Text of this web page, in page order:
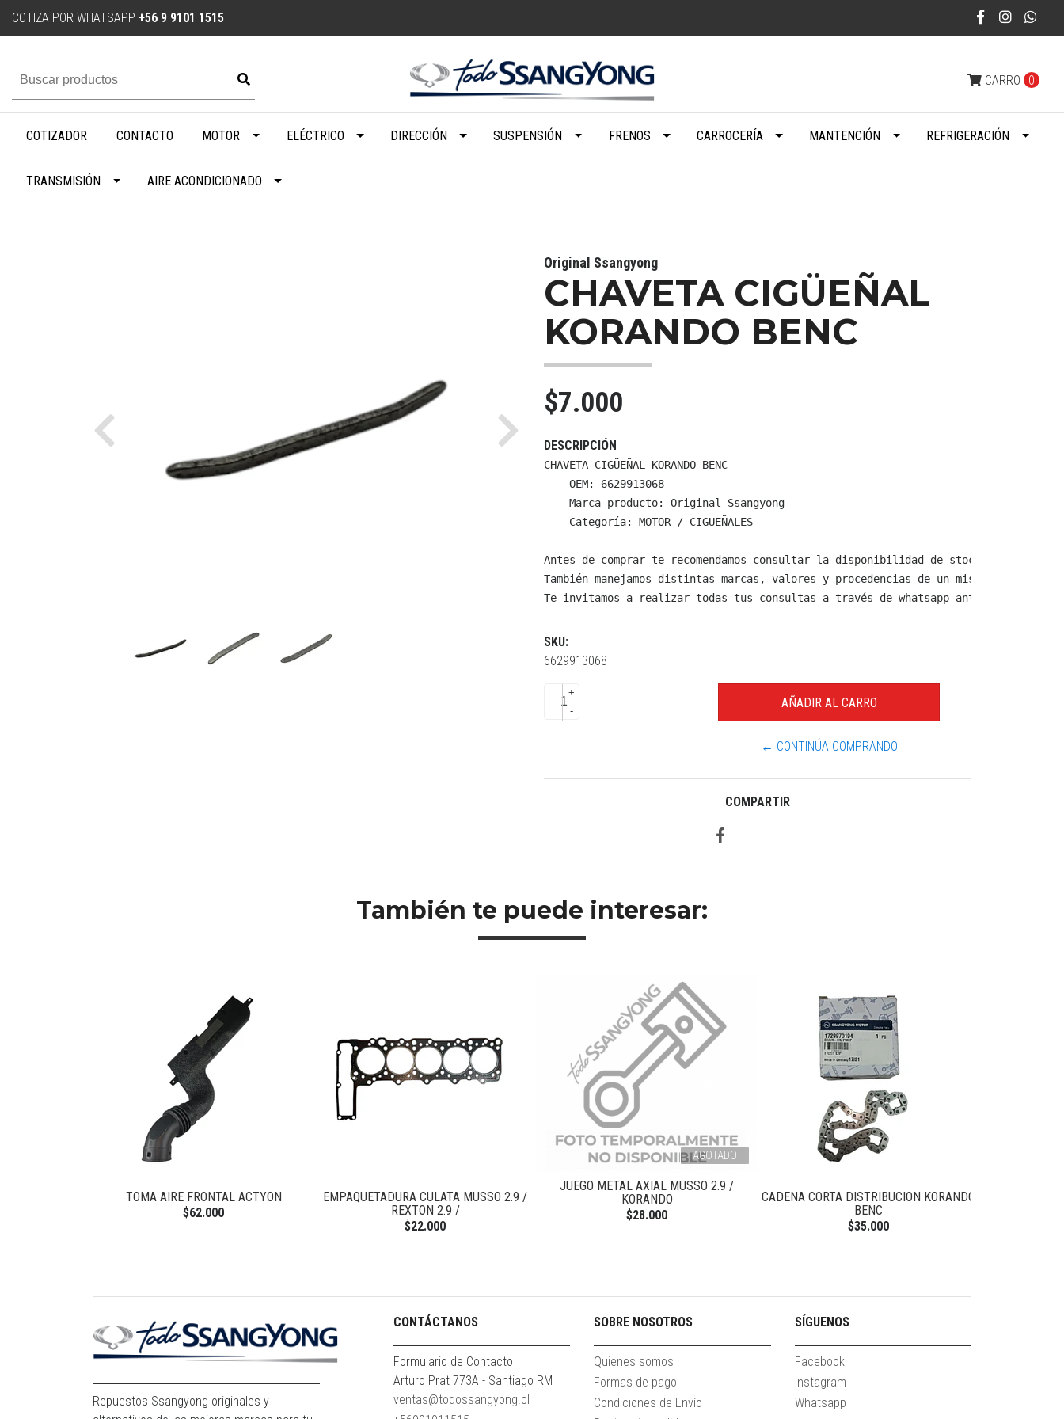
COTIZA POR WHATSAPP +56 9 9101 1515
CARRO 0
COTIZADOR CONTACTO MOTOR ELÉCTRICO DIRECCIÓN SUSPENSIÓN FRENOS CARROCERÍA MANTENCIÓN REFRIGERACIÓN
TRANSMISIÓN AIRE ACONDICIONADO
Previous Next
Original Ssangyong
CHAVETA CIGÜEÑAL
KORANDO BENC
$7.000
DESCRIPCIÓN
CHAVETA CIGÜEÑAL KORANDO BENC
  - OEM: 6629913068
  - Marca producto: Original Ssangyong
  - Categoría: MOTOR / CIGUEÑALES
Antes de comprar te recomendamos consultar la disponibilidad de stock y
También manejamos distintas marcas, valores y procedencias de un mismo producto.
Te invitamos a realizar todas tus consultas a través de whatsapp antes de
SKU:
6629913068
+
-
← CONTINÚA COMPRANDO
COMPARTIR
También te puede interesar:
TOMA AIRE FRONTAL ACTYON
$62.000
EMPAQUETADURA CULATA MUSSO 2.9 /
REXTON 2.9 /
$22.000
AGOTADO
JUEGO METAL AXIAL MUSSO 2.9 /
KORANDO
$28.000
CADENA CORTA DISTRIBUCION KORANDO
BENC
$35.000
Repuestos Ssangyong originales y
CONTÁCTANOS
Formulario de Contacto
Arturo Prat 773A - Santiago RM
ventas@todossangyong.cl
SOBRE NOSOTROS
Quienes somos
Formas de pago
Condiciones de Envío
SÍGUENOS
Facebook
Instagram
Whatsapp